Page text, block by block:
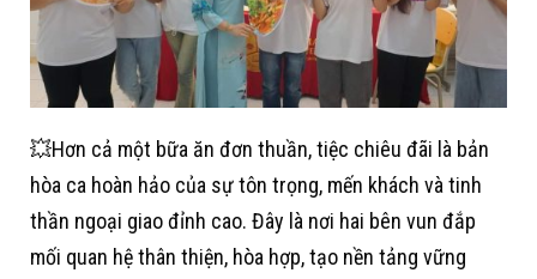
💥Hơn cả một bữa ăn đơn thuần, tiệc chiêu đãi là bản
hòa ca hoàn hảo của sự tôn trọng, mến khách và tinh
thần ngoại giao đỉnh cao. Đây là nơi hai bên vun đắp
mối quan hệ thân thiện, hòa hợp, tạo nền tảng vững